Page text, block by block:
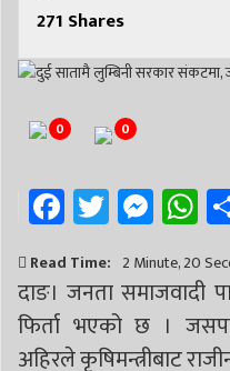
# निर्वाचन # पाल्पा
271 Shares
0 0
Facebook
Twitter
Read Time: 2 Minute, 20
दाङ। जनता समाजवादी
फिर्ता भएको छ ।
अहिरले कृषिमन्त्रीबाट